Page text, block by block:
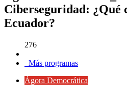
Ciberseguridad: ¿Qué
Ecuador?
276
Más programas
Ágora Democrática